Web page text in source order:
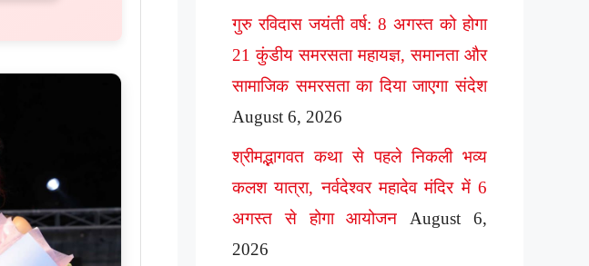
गुरु रविदास जयंती वर्ष: 8 अगस्त को होगा
21 कुंडीय समरसता महायज्ञ, समानता और
सामाजिक समरसता का दिया जाएगा संदेश
August 6, 2026
श्रीमद्भागवत कथा से पहले निकली भव्य
कलश यात्रा, नर्वदेश्वर महादेव मंदिर में 6
अगस्त से होगा आयोजन
August 6,
2026